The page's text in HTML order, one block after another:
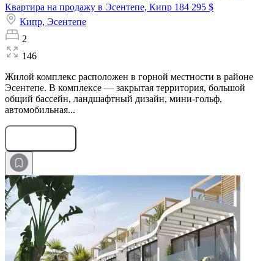
Квартира на продажу в Эсентепе, Кипр 184 295 $
Кипр, Эсентепе
2
146
Жилой комплекс расположен в горной местности в районе
Эсентепе. В комплексе — закрытая территория, большой
общий бассейн, ландшафтный дизайн, мини-гольф,
автомобильная...